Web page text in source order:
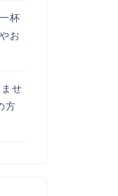
杯
お
せ
方